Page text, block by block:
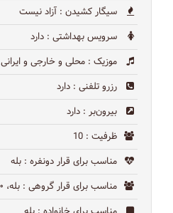
سیگار کشیدن : آزاد نیست
سرویس بهداشتی : دارد
موزیک : محلی و خارجی و ایرانی
رزرو تلفنی : دارد
بیرون‌بر : دارد
ظرفیت : 10
مناسب برای قرار دونفره : بله
مناسب برای قرار گروهی : بله، ۱۰ نفر